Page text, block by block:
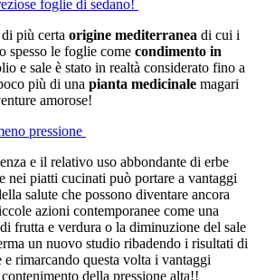
foglie di sedano!
di più certa origine mediterranea di cui i
spesso le foglie come condimento in
e sale è stato in realtà considerato fino a
più di una pianta medicinale magari
amorose!
pressione
e il relativo uso abbondante di erbe
nei piatti cucinati può portare a vantaggi
salute che possono diventare ancora
azioni contemporanee come una
frutta e verdura o la diminuzione del sale
un nuovo studio ribadendo i risultati di
e rimarcando questa volta i vantaggi
della pressione alta!!